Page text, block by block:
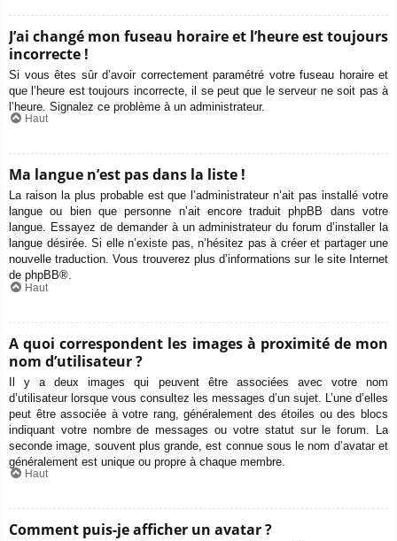
J’ai changé mon fuseau horaire et l’heure est toujours
incorrecte !
Si vous êtes sûr d’avoir correctement paramétré votre fuseau horaire et
que l’heure est toujours incorrecte, il se peut que le serveur ne soit pas à
l’heure. Signalez ce problème à un administrateur.
Haut
Ma langue n’est pas dans la liste !
La raison la plus probable est que l’administrateur n’ait pas installé votre
langue ou bien que personne n’ait encore traduit phpBB dans votre
langue. Essayez de demander à un administrateur du forum d’installer la
langue désirée. Si elle n’existe pas, n’hésitez pas à créer et partager une
nouvelle traduction. Vous trouverez plus d’informations sur le site Internet
de phpBB®.
Haut
A quoi correspondent les images à proximité de mon
nom d’utilisateur ?
Il y a deux images qui peuvent être associées avec votre nom
d’utilisateur lorsque vous consultez les messages d’un sujet. L’une d’elles
peut être associée à votre rang, généralement des étoiles ou des blocs
indiquant votre nombre de messages ou votre statut sur le forum. La
seconde image, souvent plus grande, est connue sous le nom d’avatar et
généralement est unique ou propre à chaque membre.
Haut
Comment puis-je afficher un avatar ?